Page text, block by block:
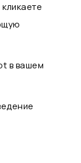
в вашем